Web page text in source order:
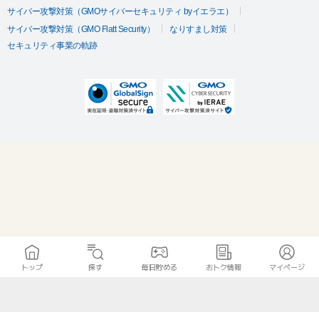
サイバー攻撃対策（GMOサイバーセキュリティ byイエラエ）
サイバー攻撃対策（GMO Flatt Security）
なりすまし対策
セキュリティ事業の軌跡
トップ 探す 毎日貯める おトク情報 マイページ